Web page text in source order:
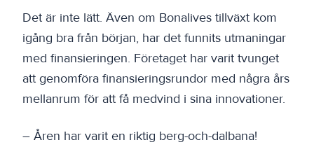
Det är inte lätt. Även om Bonalives tillväxt kom
igång bra från början, har det funnits utmaningar
med finansieringen. Företaget har varit tvunget
att genomföra finansieringsrundor med några års
mellanrum för att få medvind i sina innovationer.
– Åren har varit en riktig berg-och-dalbana!